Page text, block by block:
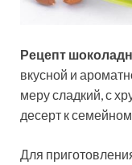
Рецепт
вкусной и
меру сладкий, с
десерт к
Для